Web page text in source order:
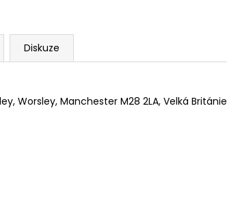
Diskuze
Worsley, Manchester M28 2LA, Velká Británie